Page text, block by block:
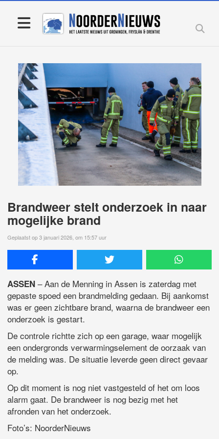
Brandweer stelt onderzoek in naar
mogelijke brand
Geplaatst op 3 januari 2026, om 15:57 uur
ASSEN – Aan de Menning in Assen is zaterdag met
gepaste spoed een brandmelding gedaan. Bij aankomst
was er geen zichtbare brand, waarna de brandweer een
onderzoek is gestart.
De controle richtte zich op een garage, waar mogelijk
een ondergronds verwarmingselement de oorzaak van
de melding was. De situatie leverde geen direct gevaar
op.
Op dit moment is nog niet vastgesteld of het om loos
alarm gaat. De brandweer is nog bezig met het
afronden van het onderzoek.
Foto’s: NoorderNieuws